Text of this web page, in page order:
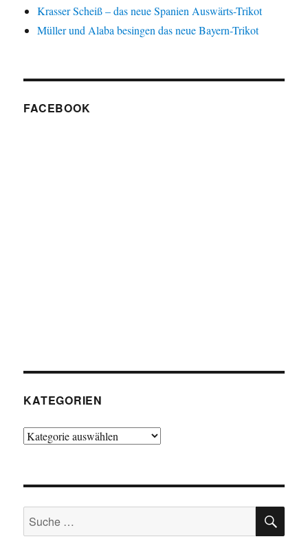
Krasser Scheiß – das neue Spanien Auswärts-Trikot
Müller und Alaba besingen das neue Bayern-Trikot
FACEBOOK
KATEGORIEN
Kategorien
Suche
nach: